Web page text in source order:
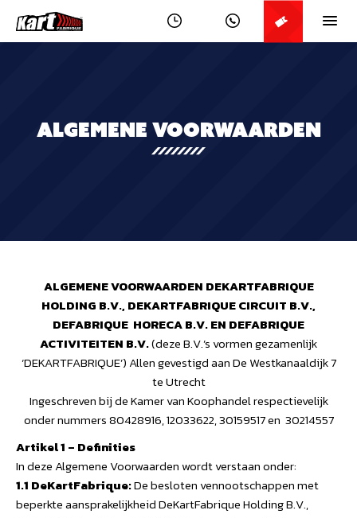
ALGEMENE VOORWAARDEN
ALGEMENE VOORWAARDEN DEKARTFABRIQUE
HOLDING B.V., DEKARTFABRIQUE CIRCUIT B.V.,
DEFABRIQUE HORECA B.V. EN DEFABRIQUE
ACTIVITEITEN B.V.(deze B.V.’s vormen gezamenlijk
‘DEKARTFABRIQUE’) Allen gevestigd aan De Westkanaaldijk 7
te Utrecht
Ingeschreven bij de Kamer van Koophandel respectievelijk
onder nummers 80428916, 12033622, 30159517 en 30214557
Artikel 1 – Definities
In deze Algemene Voorwaarden wordt verstaan onder:
1.1 DeKartFabrique:De besloten vennootschappen met
beperkte aansprakelijkheid DeKartFabrique Holding B.V.,